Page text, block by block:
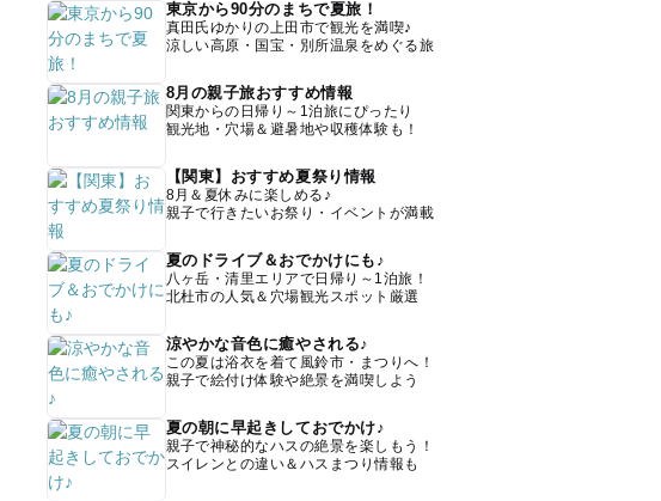
東京から90分のまちで夏旅！
真田氏ゆかりの上田市で観光を満喫♪
涼しい高原・国宝・別所温泉をめぐる旅
8月の親子旅おすすめ情報
関東からの日帰り～1泊旅にぴったり
観光地・穴場＆避暑地や収穫体験も！
【関東】おすすめ夏祭り情報
8月＆夏休みに楽しめる♪
親子で行きたいお祭り・イベントが満載
夏のドライブ＆おでかけにも♪
八ヶ岳・清里エリアで日帰り～1泊旅！
北杜市の人気＆穴場観光スポット厳選
涼やかな音色に癒やされる♪
この夏は浴衣を着て風鈴市・まつりへ！
親子で絵付け体験や絶景を満喫しよう
夏の朝に早起きしておでかけ♪
親子で神秘的なハスの絶景を楽しもう！
スイレンとの違い＆ハスまつり情報も